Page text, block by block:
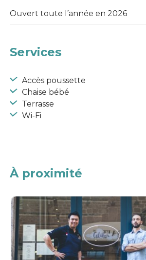
Ouvert toute l’année en 2026
Services
Accès poussette
Chaise bébé
Terrasse
Wi-Fi
À proximité